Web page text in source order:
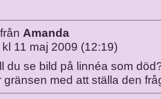
från Amanda
11 maj 2009 (12:19)
du se bild på linnéa som
med att ställa den